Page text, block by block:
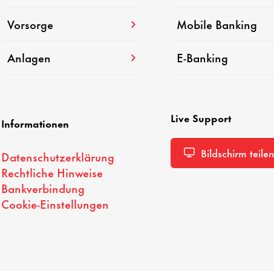
Vorsorge
Anlagen
Mobile Banking
E-Banking
Informationen
Datenschutzerklärung
Rechtliche Hinweise
Bankverbindung
Cookie-Einstellungen
Live Support
Bildschirm teilen